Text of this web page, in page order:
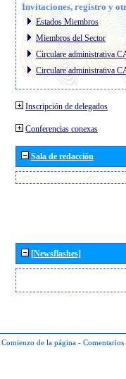
Invitaciones, registro y
Estados Miembros
Miembros del Sector
Circulare administrativa
Circulare administrativa
Inscripción de delegados
Conferencias conexas
Sala de redacción
[Newsflashes]
Comienzo de la página - Comentarios